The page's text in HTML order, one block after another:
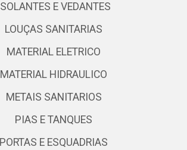
ISOLANTES E VEDANTES
LOUÇAS SANITARIAS
MATERIAL ELETRICO
MATERIAL HIDRAULICO
METAIS SANITARIOS
PIAS E TANQUES
PORTAS E ESQUADRIAS